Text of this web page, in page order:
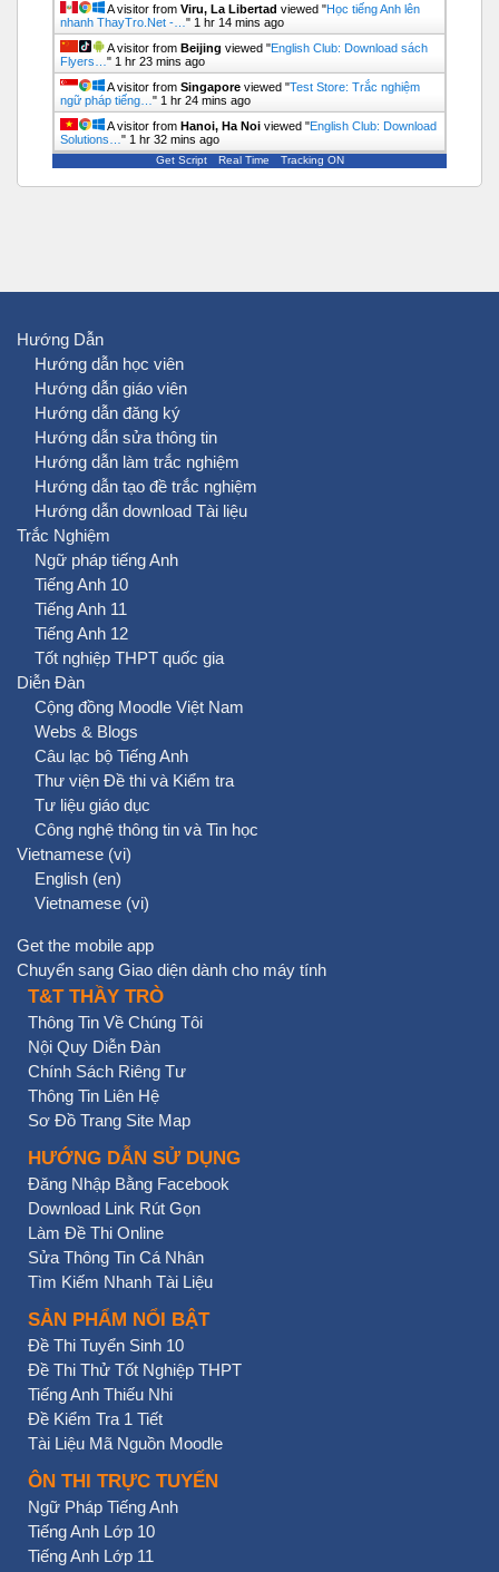
A visitor from Viru, La Libertad viewed "Học tiếng Anh lên
nhanh ThayTro.Net -… " 1 hr 14 mins ago
A visitor from Beijing viewed "English Club: Download sách
Flyers… " 1 hr 23 mins ago
A visitor from Singapore viewed "Test Store: Trắc nghiệm
ngữ pháp tiếng… " 1 hr 24 mins ago
A visitor from Hanoi, Ha Noi viewed "English Club: Download
Solutions… " 1 hr 32 mins ago
Get Script Real Time Tracking ON
Hướng Dẫn
Hướng dẫn học viên
Hướng dẫn giáo viên
Hướng dẫn đăng ký
Hướng dẫn sửa thông tin
Hướng dẫn làm trắc nghiệm
Hướng dẫn tạo đề trắc nghiệm
Hướng dẫn download Tài liệu
Trắc Nghiệm
Ngữ pháp tiếng Anh
Tiếng Anh 10
Tiếng Anh 11
Tiếng Anh 12
Tốt nghiệp THPT quốc gia
Diễn Đàn
Cộng đồng Moodle Việt Nam
Webs & Blogs
Câu lạc bộ Tiếng Anh
Thư viện Đề thi và Kiểm tra
Tư liệu giáo dục
Công nghệ thông tin và Tin học
Vietnamese ‎(vi)‎
English ‎(en)‎
Vietnamese ‎(vi)‎
Get the mobile app
Chuyển sang Giao diện dành cho máy tính
T&T THẦY TRÒ
Thông Tin Về Chúng Tôi
Nội Quy Diễn Đàn
Chính Sách Riêng Tư
Thông Tin Liên Hệ
Sơ Đồ Trang Site Map
HƯỚNG DẪN SỬ DỤNG
Đăng Nhập Bằng Facebook
Download Link Rút Gọn
Làm Đề Thi Online
Sửa Thông Tin Cá Nhân
Tìm Kiếm Nhanh Tài Liệu
SẢN PHẨM NỔI BẬT
Đề Thi Tuyển Sinh 10
Đề Thi Thử Tốt Nghiệp THPT
Tiếng Anh Thiếu Nhi
Đề Kiểm Tra 1 Tiết
Tài Liệu Mã Nguồn Moodle
ÔN THI TRỰC TUYẾN
Ngữ Pháp Tiếng Anh
Tiếng Anh Lớp 10
Tiếng Anh Lớp 11